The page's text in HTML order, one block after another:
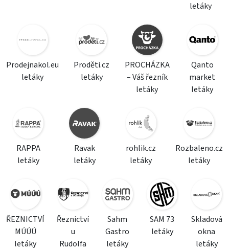
letáky
Prodejnakol.eu
letáky
Proděti.cz
letáky
PROCHÁZKA
– Váš řezník
letáky
Qanto
market
letáky
RAPPA
letáky
Ravak
letáky
rohlik.cz
letáky
Rozbaleno.cz
letáky
ŘEZNICTVÍ
MÚÚÚ
letáky
Řeznictví
u
Rudolfa
Sahm
Gastro
letáky
SAM 73
letáky
Skladová
okna
letáky